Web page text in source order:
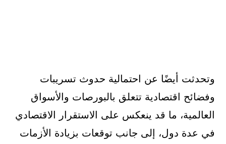
وتحدثت أيضًا عن احتمالية حدوث تسريبات
وفضائح اقتصادية تتعلق بالبورصات والأسواق
العالمية، ما قد ينعكس على الاستقرار الاقتصادي
في عدة دول، إلى جانب توقعات بزيادة الأزمات